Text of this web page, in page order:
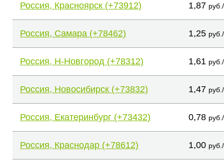
Россия, Красноярск (+73912) 1,87
Россия, Самара (+78462) 1,25
Россия, Н-Новгород (+78312) 1,61
Россия, Новосибирск (+73832) 1,47
Россия, Екатеринбург (+73432) 0,78
Россия, Краснодар (+78612) 1,00